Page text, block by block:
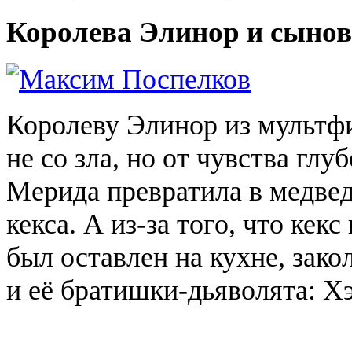
Королева Элинор и
Королеву Элинор из
не со зла, но от чувства
Мерида превратила в
кекса. А из-за того, что
был оставлен на кухне,
и её братишки-дьяволята: